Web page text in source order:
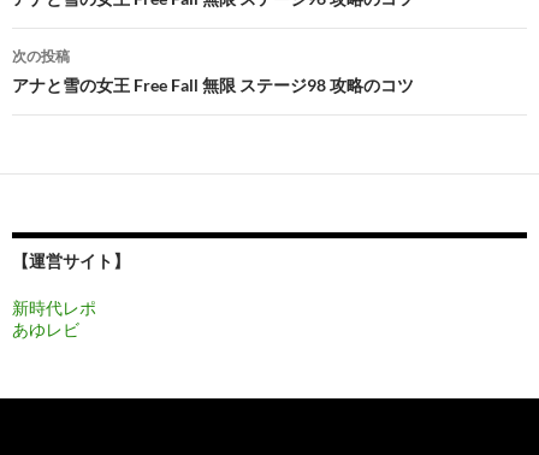
ナ
ビ
ゲ
ー
ョ
ン
次の投稿
アナと雪の女王 Free Fall 無限 ステージ98 攻略のコツ
【運営サイト】
新時代レポ
あゆレビ